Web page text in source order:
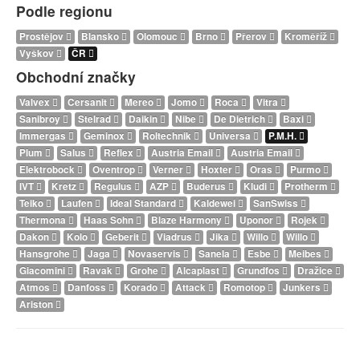
Podle regionu
Prostějov Blansko Olomouc Brno Přerov
Kroměříž
Vyškov
ČR
Obchodní značky
Valvex Cersanit Mereo Jomo Roca
Vitra
Sanibroy
Stelrad Daikin Nibe De Dietrich
Baxi
Immergas
Geminox Roltechnik Universa
P.M.H.
Plum
Salus Reflex Austria Email
Austria Email
Elektrobock
Oventrop Verner Hoxter Oras
Purmo
IVT
Kretz Regulus AZP Buderus Kludi
Protherm
Teiko
Laufen Ideal Standard Kaldewei
SanSwiss
Thermona
Haas Sohn Blaze Harmony Uponor
Rojek
Dakon
Kolo Geberit Viadrus Jika Willo
Willo
Hansgrohe
Jaga Novaservis Sanela Esbe
Meibes
Giacomini
Ravak Grohe Alcaplast Grundfos
Dražice
Atmos
Danfoss Korado Attack Romotop
Junkers
Ariston